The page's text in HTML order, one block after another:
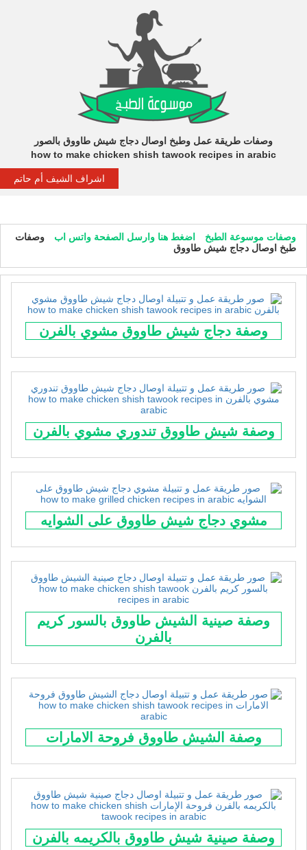
وصفات طريقة عمل وطبخ اوصال دجاج شيش طاووق بالصور
how to make chicken shish tawook recipes in arabic
اشراف الشيف أم حاتم
وصفات موسوعة الطبخ اضغط هنا وارسل الصفحة واتس اب
وصفات
طبخ اوصال دجاج شيش طاووق
وصفة دجاج شيش طاووق مشوي بالفرن
وصفة شيش طاووق تندوري مشوي بالفرن
مشوي دجاج شيش طاووق على الشوايه
وصفة صينية الشيش طاووق بالسور كريم
بالفرن
وصفة الشيش طاووق فروحة الامارات
وصفة صينية شيش طاووق بالكريمه بالفرن